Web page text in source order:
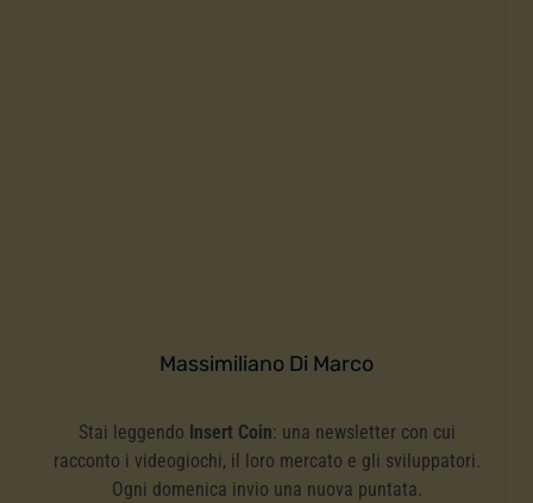
Massimiliano Di Marco
Stai leggendo Insert Coin: una newsletter con cui
racconto i videogiochi, il loro mercato e gli sviluppatori.
Ogni domenica invio una nuova puntata.